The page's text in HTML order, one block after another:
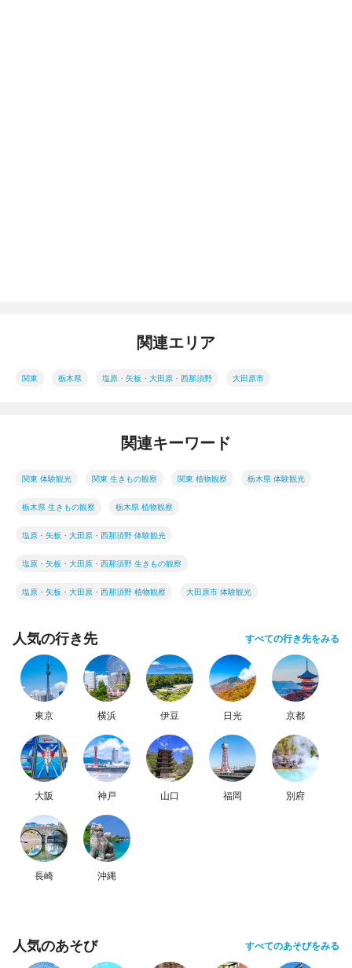
関連エリア
関東 栃木県 塩原・矢板・大田原・西那須野 大田原市
関連キーワード
関東 体験観光 関東 生きもの観察 関東 植物観察 栃木県 体験観光
栃木県 生きもの観察 栃木県 植物観察
塩原・矢板・大田原・西那須野 体験観光
塩原・矢板・大田原・西那須野 生きもの観察
塩原・矢板・大田原・西那須野 植物観察 大田原市 体験観光
人気の行き先 すべての行き先をみる
東京 横浜 伊豆 日光 京都
大阪 神戸 山口 福岡 別府
長崎 沖縄
人気のあそび すべてのあそびをみる